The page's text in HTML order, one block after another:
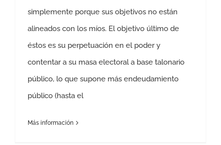
simplemente porque sus objetivos no están
alineados con los míos. El objetivo último de
éstos es su perpetuación en el poder y
contentar a su masa electoral a base talonario
público, lo que supone más endeudamiento
público (hasta el
Más información